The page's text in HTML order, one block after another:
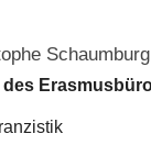
Schaumburg